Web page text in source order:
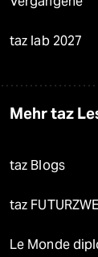
taz lab 2027
Mehr taz
taz Blogs
taz
Le Monde